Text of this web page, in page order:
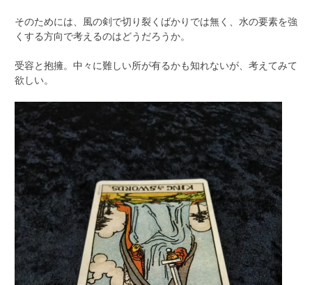
そのためには、風の剣で切り裂くばかりでは無く、水の要素を強
くする方向で考えるのはどうだろうか。
受容と抱擁。中々に難しい所が有るかも知れないが、考えてみて
欲しい。